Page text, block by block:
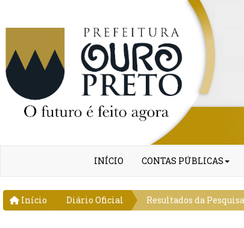
INÍCIO CONTAS PÚBLICAS
Início Diário Oficial Resultados da Pesquisa